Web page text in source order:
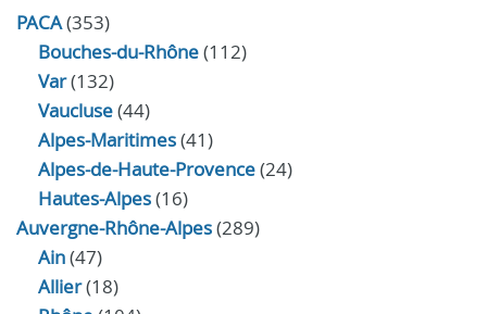
PACA(353)
Bouches-du-Rhône(112)
Var(132)
Vaucluse(44)
Alpes-Maritimes(41)
Alpes-de-Haute-Provence(24)
Hautes-Alpes(16)
Auvergne-Rhône-Alpes(289)
Ain(47)
Allier(18)